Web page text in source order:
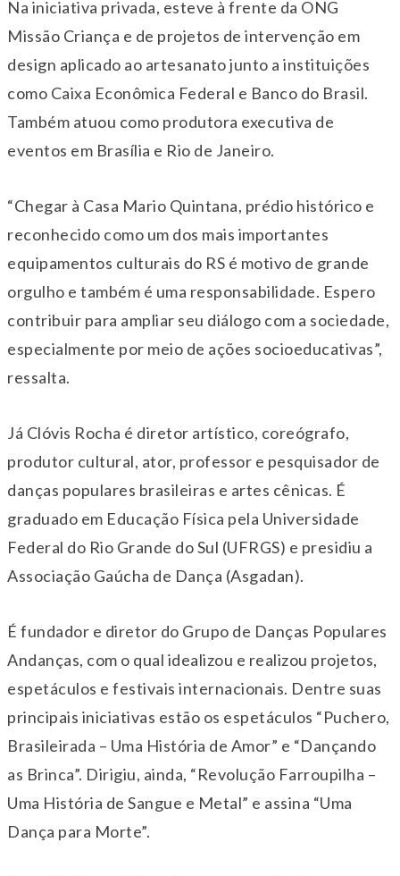
Na iniciativa privada, esteve à frente da ONG
Missão Criança e de projetos de intervenção em
design aplicado ao artesanato junto a instituições
como Caixa Econômica Federal e Banco do Brasil.
Também atuou como produtora executiva de
eventos em Brasília e Rio de Janeiro.
“Chegar à Casa Mario Quintana, prédio histórico e
reconhecido como um dos mais importantes
equipamentos culturais do RS é motivo de grande
orgulho e também é uma responsabilidade. Espero
contribuir para ampliar seu diálogo com a sociedade,
especialmente por meio de ações socioeducativas”,
ressalta.
Já Clóvis Rocha é diretor artístico, coreógrafo,
produtor cultural, ator, professor e pesquisador de
danças populares brasileiras e artes cênicas. É
graduado em Educação Física pela Universidade
Federal do Rio Grande do Sul (UFRGS) e presidiu a
Associação Gaúcha de Dança (Asgadan).
É fundador e diretor do Grupo de Danças Populares
Andanças, com o qual idealizou e realizou projetos,
espetáculos e festivais internacionais. Dentre suas
principais iniciativas estão os espetáculos “Puchero,
Brasileirada – Uma História de Amor” e “Dançando
as Brinca”. Dirigiu, ainda, “Revolução Farroupilha –
Uma História de Sangue e Metal” e assina “Uma
Dança para Morte”.